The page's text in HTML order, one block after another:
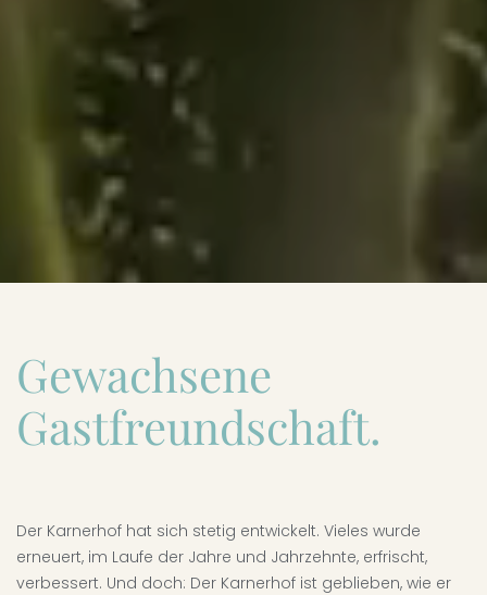
Gewachsene
Gastfreundschaft.
Der Karnerhof hat sich stetig entwickelt. Vieles wurde
erneuert, im Laufe der Jahre und Jahrzehnte, erfrischt,
verbessert. Und doch: Der Karnerhof ist geblieben, wie er